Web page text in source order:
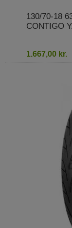
130/70-18
CONTIGO
1.667,00 kr.